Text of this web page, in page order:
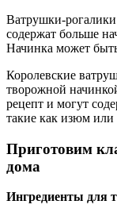
Ватрушки-
содержат больше
Начинка может
Королевские
творожной
рецепт и могут
такие как изюм или
Приготовим
дома
Ингредиенты для